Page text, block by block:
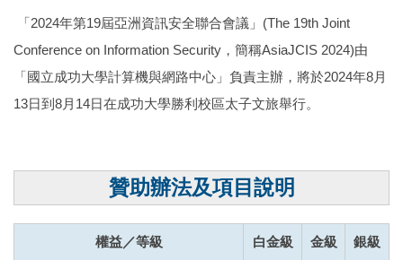
「2024年第19屆亞洲資訊安全聯合會議」(The 19th Joint
Conference on Information Security，簡稱AsiaJCIS 2024)由
「國立成功大學計算機與網路中心」負責主辦，將於2024年8月
13日到8月14日在成功大學勝利校區太子文旅舉行。
贊助辦法及項目說明
權益／等級 白金級 金級 銀級